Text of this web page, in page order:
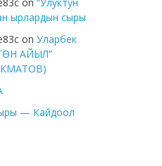
ырлардын сыры
on Уларбек
АЙЫЛ”
— Кайдоол